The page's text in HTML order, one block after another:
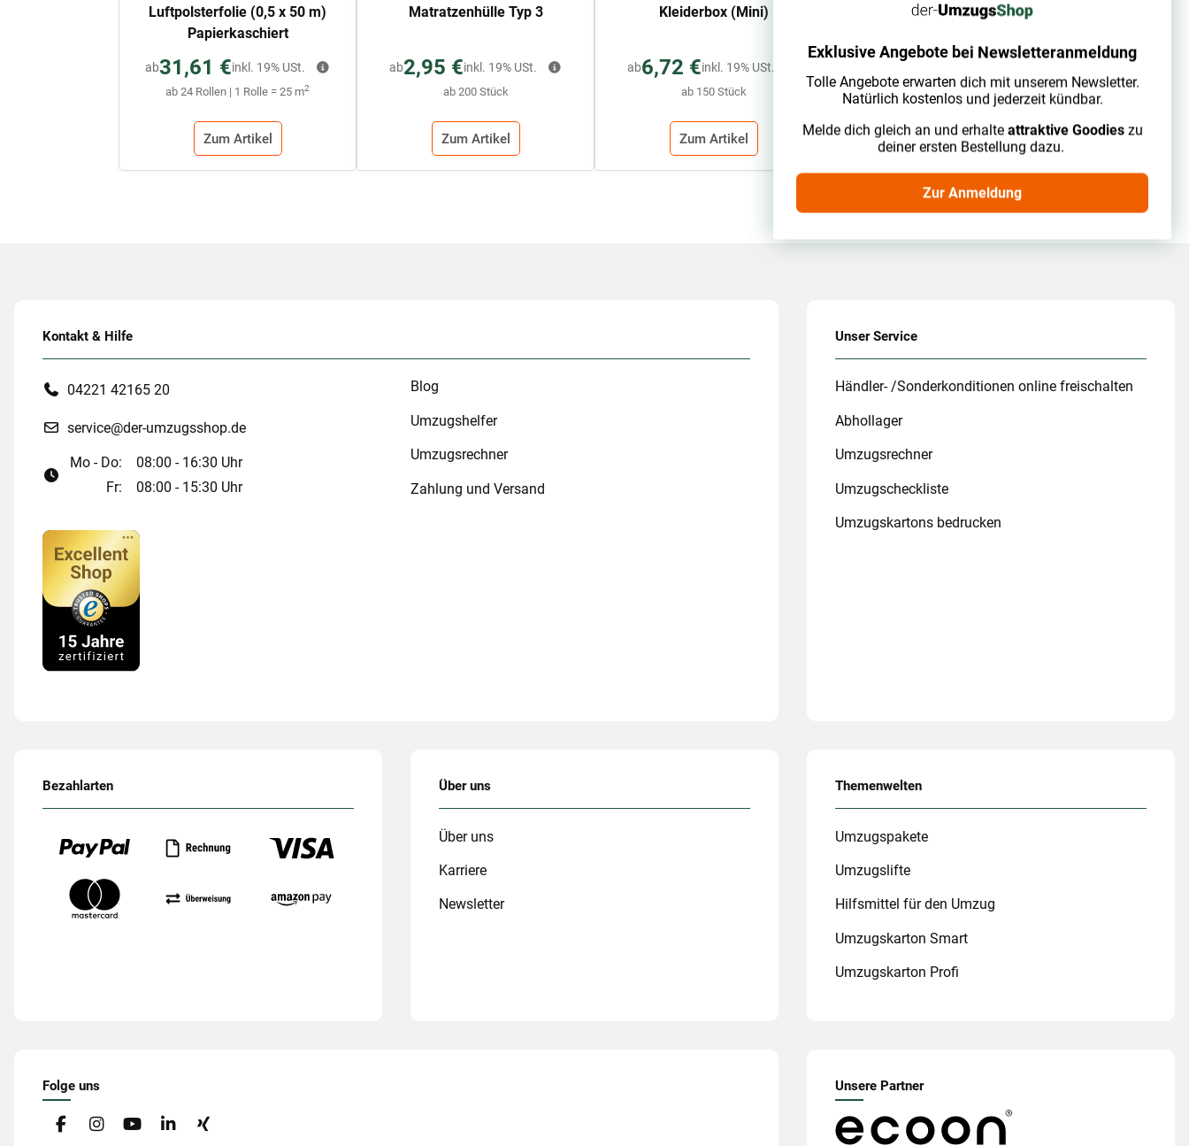
Luftpolsterfolie (0,5 x 50 m)
Papierkaschiert
ab31,61 €
ab 24 Rollen | 1 Rolle = 25 m2
inkl. 19% USt.
Zum Artikel
Matratzenhülle Typ 3
ab2,95 €
ab 200 Stück
inkl. 19% USt.
Zum Artikel
Kleiderbox (Mini)
ab6,72 €
ab 150 Stück
inkl. 19% USt.
Zum Artikel
Umzugspaket (2 bis 3-Zimmer-
126,13 €
Zum Artikel
Kontakt & Hilfe
04221 42165 20
service@der-umzugsshop.de
Mo - Do:
08:00 - 16:30 Uhr
Fr:
08:00 - 15:30 Uhr
Blog
Umzugshelfer
Umzugsrechner
Zahlung und Versand
Unser Service
Händler- /Sonderkonditionen online freischalten
Abhollager
Umzugsrechner
Umzugscheckliste
Umzugskartons bedrucken
Bezahlarten Über uns
Über uns
Karriere
Newsletter
Themenwelten
Umzugspakete
Umzugslifte
Hilfsmittel für den Umzug
Umzugskarton Smart
Umzugskarton Profi
Folge uns Unsere Partner
Exklusive Angebote bei Newsletteranmeldung
Tolle Angebote erwarten dich mit unserem Newsletter.
Natürlich kostenlos und jederzeit kündbar.
Melde dich gleich an und erhalte attraktive Goodieszu
deiner ersten Bestellung dazu.
Zur Anmeldung